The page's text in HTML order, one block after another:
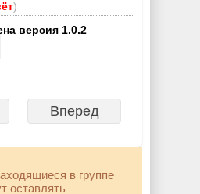
)
версия 1.0.2
Вперед
в группе
оставлять